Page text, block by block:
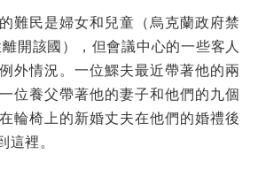
難民是婦女和兒童（烏克蘭政府禁
開該國），但會議中心的一些客人
外情況。一位鰥夫最近帶著他的兩
位養父帶著他的妻子和他們的九個
輪椅上的新婚丈夫在他們的婚禮後
裡。